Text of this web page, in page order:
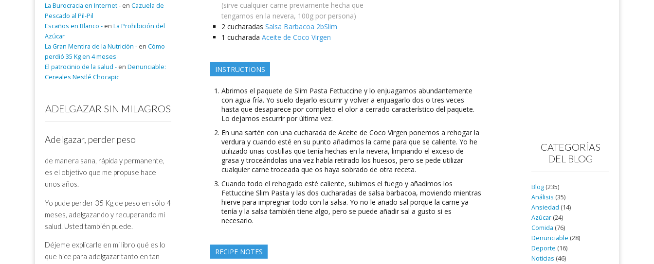
(sirve cualquier carne previamente hecha que
tengamos en la nevera, 100g por persona)
2 cucharadas Salsa Barbacoa 2bSlim
1 cucharada Aceite de Coco Virgen
INSTRUCTIONS
Abrimos el paquete de Slim Pasta Fettuccine y lo enjuagamos abundantemente
con agua fría. Yo suelo dejarlo escurrir y volver a enjuagarlo dos o tres veces
hasta que desaparece por completo el olor a cerrado característico del paquete.
Lo dejamos escurrir por última vez.
En una sartén con una cucharada de Aceite de Coco Virgen ponemos a rehogar la
verdura y cuando esté en su punto añadimos la carne para que se caliente. Yo he
utilizado unas costillas que tenía hechas en la nevera, limpiando el exceso de
grasa y troceándolas una vez había retirado los huesos, pero se pede utilizar
cualquier carne troceada que os haya sobrado de otra receta.
Cuando todo el rehogado esté caliente, subimos el fuego y añadimos los
Fettuccine Slim Pasta y las dos cucharadas de salsa barbacoa, moviendo mientras
hierve para impregnar todo con la salsa. Yo no le añado sal porque la carne ya
tenía y la salsa también tiene algo, pero se puede añadir sal a gusto si es
necesario.
RECIPE NOTES
La Burocracia en Internet - en Cazuela de
Pescado al Pil-Pil
Escaños en Blanco - en La Prohibición del
Azúcar
La Gran Mentira de la Nutrición - en Cómo
perdió 35 Kg en 4 meses
El patrocinio de la salud - en Denunciable:
Cereales Nestlé Chocapic
ADELGAZAR SIN MILAGROS
Adelgazar, perder peso
de manera sana, rápida y permanente,
es el objetivo que me propuse hace
unos años.
Yo pude perder 35 Kg de peso en sólo 4
meses, adelgazando y recuperando mi
salud. Usted también puede.
Déjeme explicarle en mi libro qué es lo
que hice para adelgazar tanto en tan
CATEGORÍAS
DEL BLOG
Blog (235)
Análisis (35)
Ansiedad (14)
Azúcar (24)
Comida (76)
Denunciable (28)
Deporte (16)
Noticias (46)